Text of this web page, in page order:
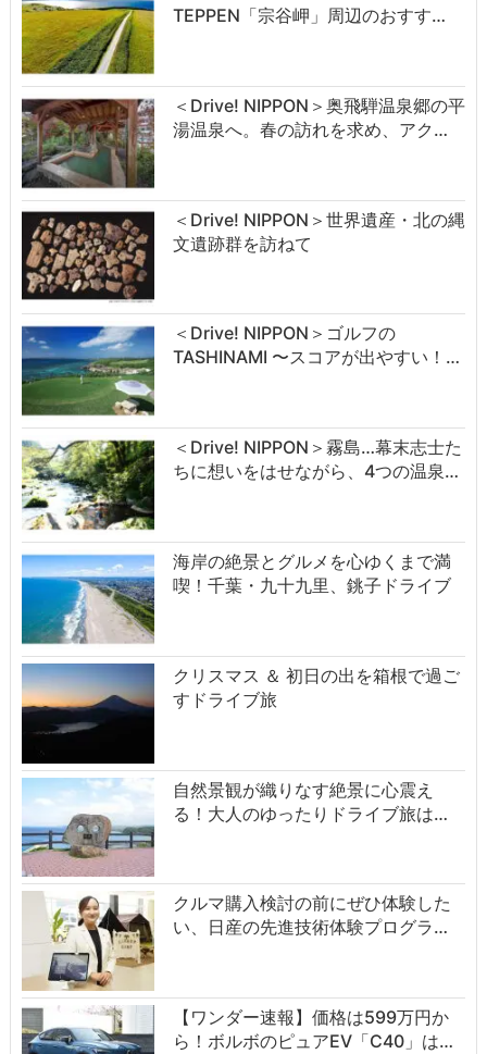
TEPPEN「宗谷岬」周辺のおすす…
＜Drive! NIPPON＞奥飛騨温泉郷の平
湯温泉へ。春の訪れを求め、アク…
＜Drive! NIPPON＞世界遺産・北の縄
文遺跡群を訪ねて
＜Drive! NIPPON＞ゴルフの
TASHINAMI 〜スコアが出やすい！…
＜Drive! NIPPON＞霧島…幕末志士た
ちに想いをはせながら、4つの温泉…
海岸の絶景とグルメを心ゆくまで満
喫！千葉・九十九里、銚子ドライブ
クリスマス ＆ 初日の出を箱根で過ご
すドライブ旅
自然景観が織りなす絶景に心震え
る！大人のゆったりドライブ旅は…
クルマ購入検討の前にぜひ体験した
い、日産の先進技術体験プログラ…
【ワンダー速報】価格は599万円か
ら！ボルボのピュアEV「C40」は…